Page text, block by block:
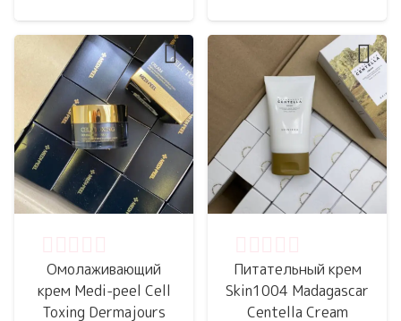
Омолаживающий
крем Medi-peel Cell
Toxing Dermajours
Питательный крем
Skin1004 Madagascar
Centella Cream